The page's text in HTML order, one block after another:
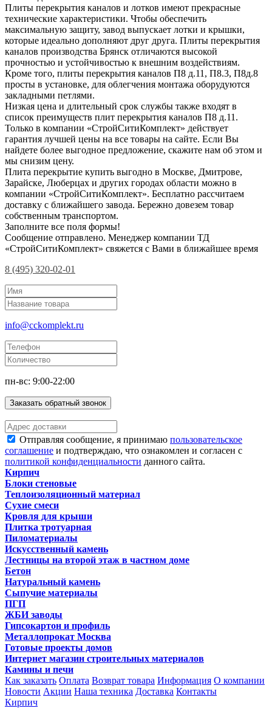
Плиты перекрытия каналов и лотков имеют прекрасные
технические характеристики. Чтобы обеспечить
максимальную защиту, завод выпускает лотки и крышки,
которые идеально дополняют друг друга. Плиты перекрытия
каналов производства Брянск отличаются высокой
прочностью и устойчивостью к внешним воздействиям.
Кроме того, плиты перекрытия каналов П8 д.11, П8.3, П8д.8
просты в установке, для облегчения монтажа оборудуются
закладными петлями.
Низкая цена и длительный срок службы также входят в
список преимуществ плит перекрытия каналов П8 д.11.
Только в компании «СтройСитиКомплект» действует
гарантия лучшей цены на все товары на сайте. Если Вы
найдете более выгодное предложение, скажите нам об этом и
мы снизим цену.
Плита перекрытие купить выгодно в Москве, Дмитрове,
Зарайске, Люберцах и других городах области можно в
компании «СтройСитиКомплект». Бесплатно рассчитаем
доставку с ближайшего завода. Бережно довезем товар
собственным транспортом.
Заполните все поля формы!
Сообщение отправлено. Менеджер компании ТД
«СтройСитиКомплект» свяжется с Вами в ближайшее время
8 (495) 320-02-01
info@cckomplekt.ru
пн-вс: 9:00-22:00
Заказать обратный звонок
Отправляя сообщение, я принимаю пользовательское
соглашение и подтверждаю, что ознакомлен и согласен с
политикой конфиденциальности данного сайта.
Кирпич
Блоки стеновые
Теплоизоляционный материал
Сухие смеси
Кровля для крыши
Плитка тротуарная
Пиломатериалы
Искусственный камень
Лестницы на второй этаж в частном доме
Бетон
Натуральный камень
Сыпучие материалы
ПГП
ЖБИ заводы
Гипсокартон и профиль
Металлопрокат Москва
Готовые проекты домов
Интернет магазин строительных материалов
Камины и печи
Как заказать Оплата Возврат товара Информация О компании
Новости Акции Наша техника Доставка Контакты
Кирпич